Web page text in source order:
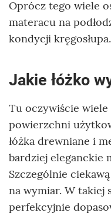
Oprócz tego wiele
materacu na
kondycji kręgosłupa.
Jakie łóżko
Tu oczywiście
powierzchni
łóżka drewniane i
bardziej eleganckie
Szczególnie
na wymiar. W takiej
perfekcyjnie